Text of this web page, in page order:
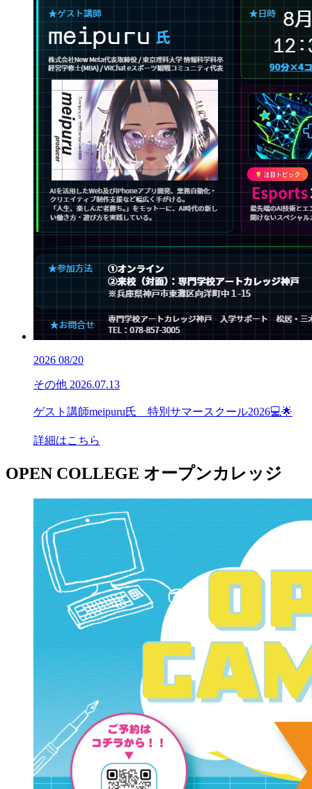
2026 08/20
その他 2026.07.13
ゲスト講師meipuru氏 特別サマースクール2026💻🌟
詳細はこちら
OPEN COLLEGE オープンカレッジ